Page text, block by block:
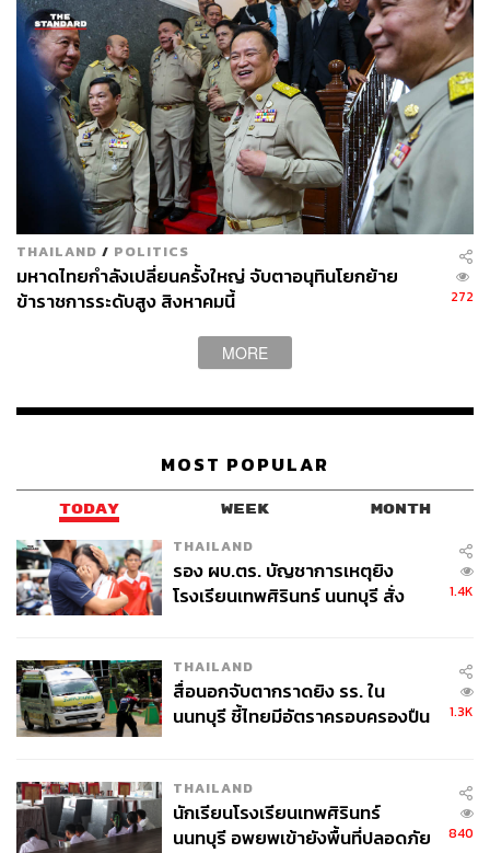
THAILAND / POLITICS
มหาดไทยกำลังเปลี่ยนครั้งใหญ่ จับตาอนุทินโยกย้าย
ข้าราชการระดับสูง สิงหาคมนี้
272
MORE
MOST POPULAR
TODAY WEEK MONTH
THAILAND
รอง ผบ.ตร. บัญชาการเหตุยิง
โรงเรียนเทพศิรินทร์ นนทบุรี สั่ง
1.4K
THAILAND
สื่อนอกจับตากราดยิง รร. ใน
นนทบุรี ชี้ไทยมีอัตราครอบครองปืน
1.3K
THAILAND
นักเรียนโรงเรียนเทพศิรินทร์
นนทบุรี อพยพเข้ายังพื้นที่ปลอดภัย
840